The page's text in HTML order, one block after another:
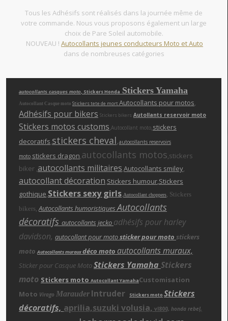
Tous les Adhésifs sont réalisés dans la journée même de
votre commande. Nous vous proposons également un large
choix de Pare Soleil automobile.
NOUVEAU ! Autocollants jeunes conducteurs Moto et Auto
dans de nombreuses catégories
autocollants casques moto , Stickers Honda Stickers Yamaha
Autocollant Casque moto Stickers tete de mortAutocollants pour motos
Adhésifs pour bikers Stickers bikers Autollants reservoir moto
Stickers motos customs Autocollant moto stickers
decoratifs stickers cheval,autocollants reservoirs
moto stickers dragon autocollants motos ,stickers
biker , autocollants militaires Autocollants smiley
autocollant décoration Stickers humour ,Stickers
gothique Stickers sexy girls Autocollant choppers
Stickers
bikers Autocollants humoristiquesAutocollants
décoratifs autocollants jecko adhésifs pour harley
davidson, autocollant pour motosticker pour moto stickers
moto Autocollants murauxdéco moto autocollants muraux,
Sticker pour Casque MotoStickers Yamaha Stickers
moto Stickers moto Autocollant YamahaCustomisation
Moto Virago Marauder Intruder Stickers moto Stickers
décoratifs, aprilia,suzuki volusia, vl800, honda rebel,